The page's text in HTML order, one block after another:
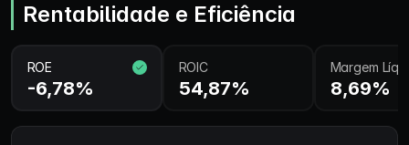
Rentabilidade e Eficiência
ROE
-6,78%
ROIC
54,87%
Margem
8,69%